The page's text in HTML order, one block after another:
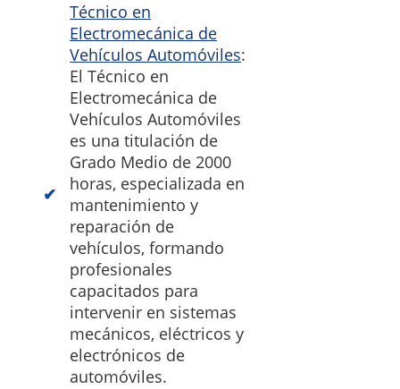
Técnico en
Electromecánica de
Vehículos Automóviles:
El Técnico en
Electromecánica de
Vehículos Automóviles
es una titulación de
Grado Medio de 2000
horas, especializada en
mantenimiento y
reparación de
vehículos, formando
profesionales
capacitados para
intervenir en sistemas
mecánicos, eléctricos y
electrónicos de
automóviles.